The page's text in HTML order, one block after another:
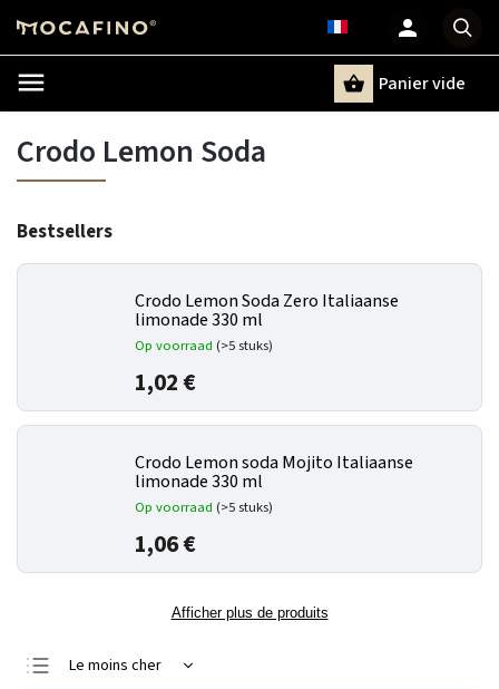
Panier vide
Crodo Lemon Soda
Bestsellers
Crodo Lemon Soda Zero Italiaanse
limonade 330 ml
Op voorraad (>5 stuks)
1,02 €
Crodo Lemon soda Mojito Italiaanse
limonade 330 ml
Op voorraad (>5 stuks)
1,06 €
Afficher plus de produits
Le moins cher